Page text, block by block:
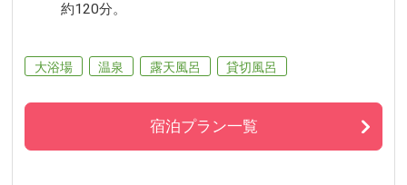
約120分。
大浴場 温泉 露天風呂 貸切風呂
宿泊プラン一覧